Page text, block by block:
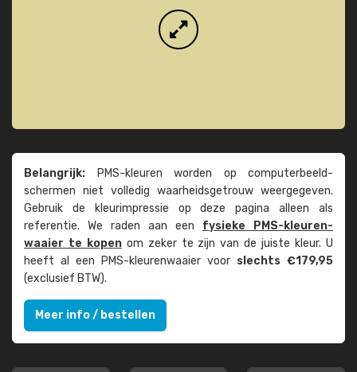
Belangrijk: PMS-kleuren worden op computer­beeld­
schermen niet volledig waarheids­­getrouw weer­gegeven.
Gebruik de kleur­impressie op deze pagina alleen als
referentie. We raden aan een fysieke PMS-kleuren­
waaier te kopenom zeker te zijn van de juiste kleur. U
heeft al een PMS-kleuren­waaier voor slechts €179,95
(exclusief BTW).
Meer info / bestellen